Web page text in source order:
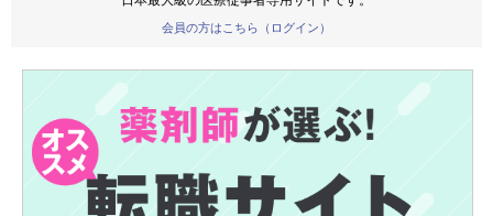
会員の方はこちら（ログイン）